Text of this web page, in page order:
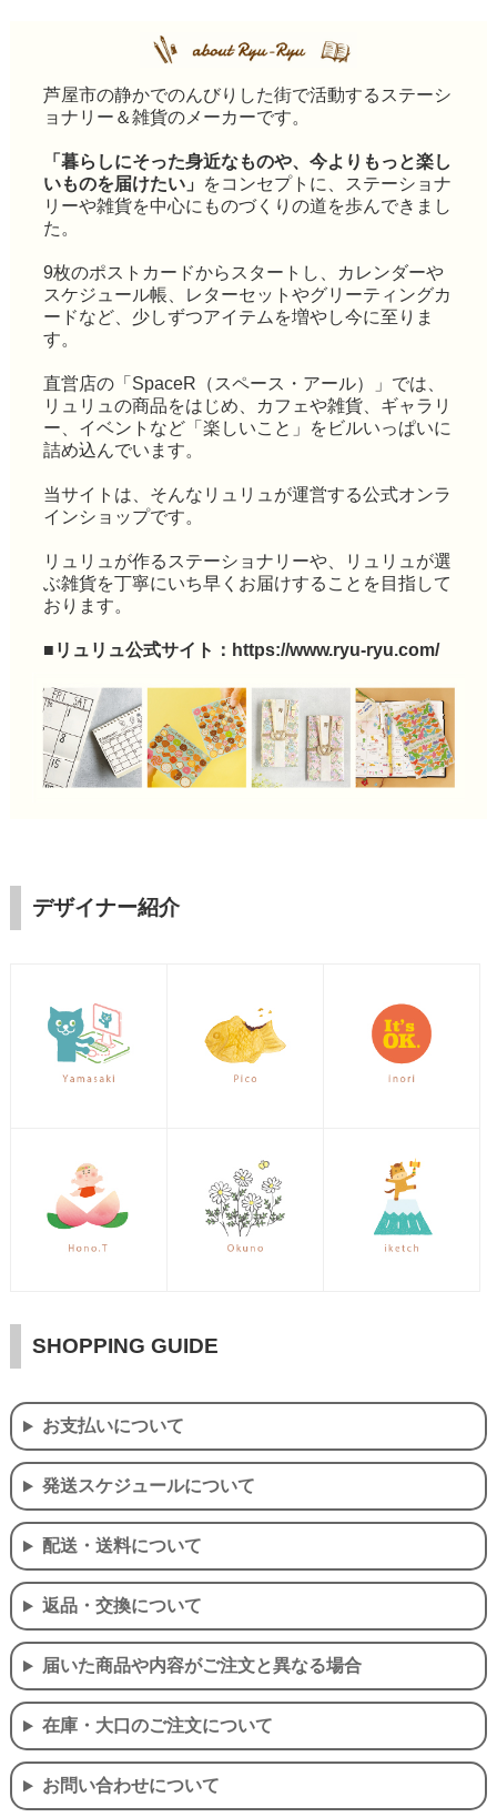
芦屋市の静かでのんびりした街で活動するステーシ
ョナリー＆雑貨のメーカーです。
「暮らしにそった身近なものや、今よりもっと楽し
いものを届けたい」
をコンセプトに、ステーショナ
リーや雑貨を中心にものづくりの道を歩んできまし
た。
9枚のポストカードからスタートし、カレンダーや
スケジュール帳、レターセットやグリーティングカ
ードなど、少しずつアイテムを増やし今に至りま
す。
直営店の「SpaceR（スペース・アール）」では、
リュリュの商品をはじめ、カフェや雑貨、ギャラリ
ー、イベントなど「楽しいこと」をビルいっぱいに
詰め込んでいます。
当サイトは、そんなリュリュが運営する公式オンラ
インショップです。
リュリュが作るステーショナリーや、リュリュが選
ぶ雑貨を丁寧にいち早くお届けすることを目指して
おります。
■リュリュ公式サイト： https://www.ryu-ryu.com/
デザイナー紹介
SHOPPING GUIDE
お支払いについて
発送スケジュールについて
配送・送料について
返品・交換について
届いた商品や内容がご注文と異なる場合
在庫・大口のご注文について
お問い合わせについて